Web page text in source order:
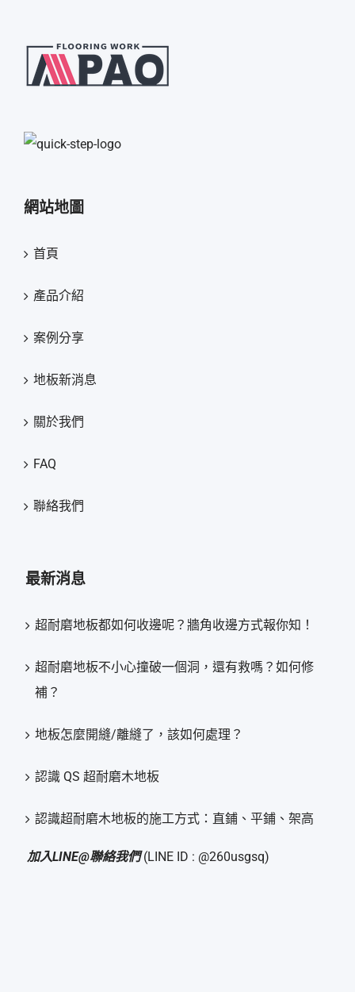
網站地圖
首頁
產品介紹
案例分享
地板新消息
關於我們
FAQ
聯絡我們
最新消息
超耐磨地板都如何收邊呢？牆角收邊方式報你知！
超耐磨地板不小心撞破一個洞，還有救嗎？如何修
補？
地板怎麼開縫/離縫了，該如何處理？
認識 QS 超耐磨木地板
認識超耐磨木地板的施工方式：直鋪、平鋪、架高
加入LINE@聯絡我們(LINE ID : @260usgsq)